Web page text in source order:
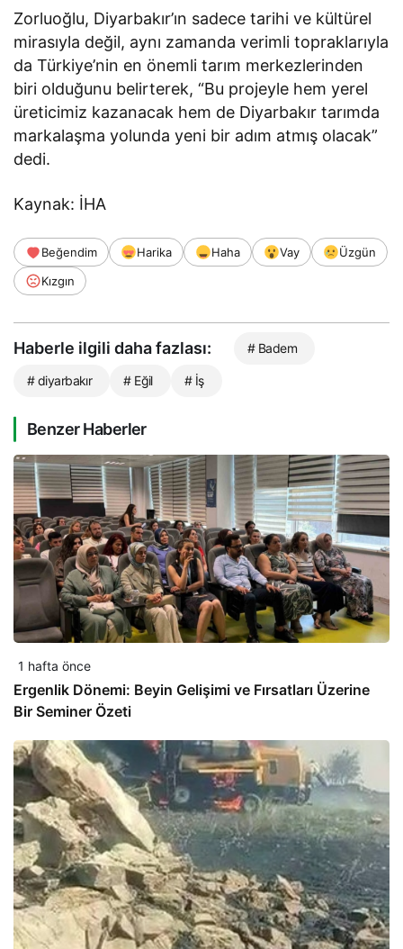
Zorluoğlu, Diyarbakır’ın sadece tarihi ve kültürel
mirasıyla değil, aynı zamanda verimli topraklarıyla
da Türkiye’nin en önemli tarım merkezlerinden
biri olduğunu belirterek, “Bu projeyle hem yerel
üreticimiz kazanacak hem de Diyarbakır tarımda
markalaşma yolunda yeni bir adım atmış olacak”
dedi.
Kaynak: İHA
Beğendim Harika Haha Vay
Üzgün
Kızgın
Haberle ilgili daha fazlası: # Badem
# diyarbakır # Eğil # İş
Benzer Haberler
1 hafta önce
Ergenlik Dönemi: Beyin Gelişimi ve Fırsatları Üzerine
Bir Seminer Özeti